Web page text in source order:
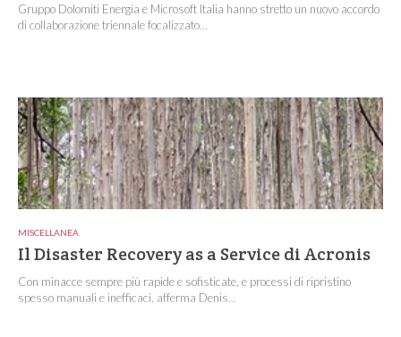
Gruppo Dolomiti Energia e Microsoft Italia hanno stretto un nuovo accordo
di collaborazione triennale focalizzato...
MISCELLANEA
Il Disaster Recovery as a Service di Acronis
Con minacce sempre più rapide e sofisticate, e processi di ripristino
spesso manuali e inefficaci, afferma Denis...